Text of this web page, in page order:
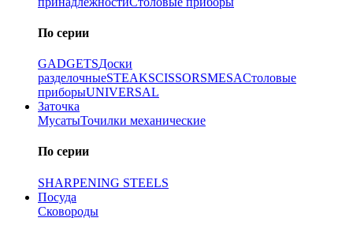
По серии
GADGETSДоски
разделочныеSTEAKSCISSORSMESAСтоловые
приборыUNIVERSAL
Заточка
МусатыТочилки механические
По серии
SHARPENING STEELS
Посуда
Сковороды